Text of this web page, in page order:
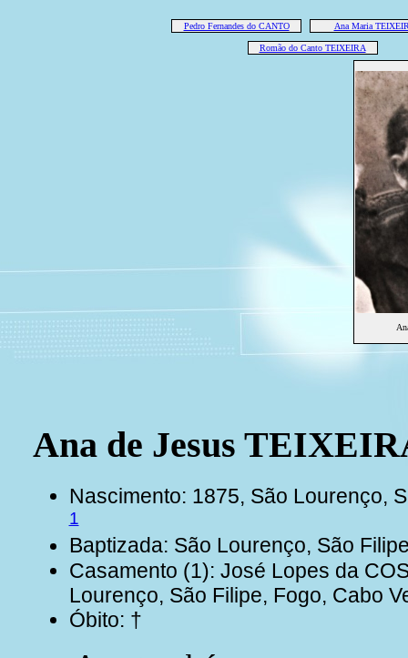
Pedro Fernandes do CANTO Ana Maria
Romão do Canto TEIXEIRA
Ana de Jesus
Nascimento: 1875, São Lourenço,
1
Baptizada: São Lourenço, São
Casamento (1): José Lopes da
Lourenço, São Filipe, Fogo, Cabo
Óbito: †